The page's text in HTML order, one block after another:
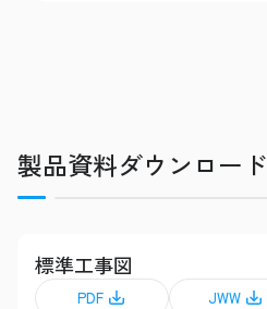
製品資料ダウンロード
標準工事図
PDF JWW